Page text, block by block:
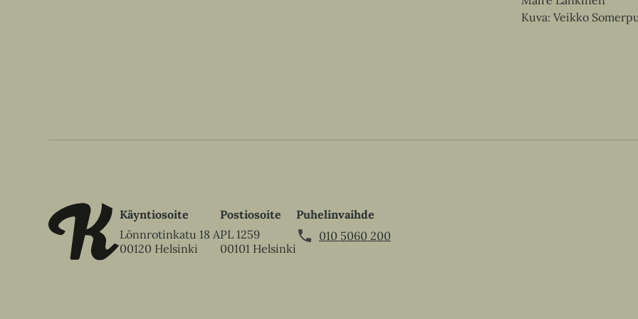
Kuva: Veikko
Käyntiosoite
Lönnrotinkatu 18 A
00120 Helsinki
Postiosoite
PL 1259
00101 Helsinki
Puhelinvaihde
010 5060 200